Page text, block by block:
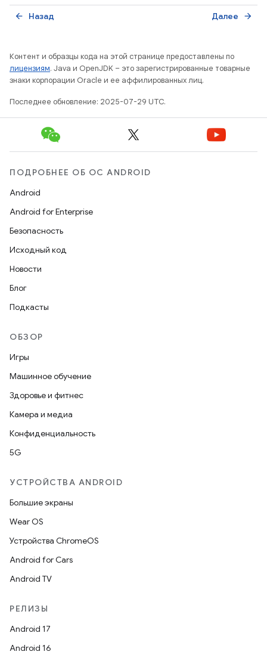
Назад
arrow_back Далее arrow_forward
Контент и образцы кода на этой странице предоставлены по
лицензиям. Java и OpenJDK – это зарегистрированные товарные
знаки корпорации Oracle и ее аффилированных лиц.
Последнее обновление: 2025-07-29 UTC.
ПОДРОБНЕЕ ОБ ОС ANDROID
Android
Android for Enterprise
Безопасность
Исходный код
Новости
Блог
Подкасты
ОБЗОР
Игры
Машинное обучение
Здоровье и фитнес
Камера и медиа
Конфиденциальность
5G
УСТРОЙСТВА ANDROID
Большие экраны
Wear OS
Устройства ChromeOS
Android for Cars
Android TV
РЕЛИЗЫ
Android 17
Android 16